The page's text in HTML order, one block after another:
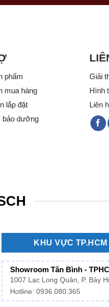
phẩm
mua hàng
lắp đặt
bảo dưỡng
Giải
Hình
Liên
KHU VỰC
Showroom Tân Bình -
1007 Lạc Long Quân, P. Bảy
Hotline: 0936.080.365